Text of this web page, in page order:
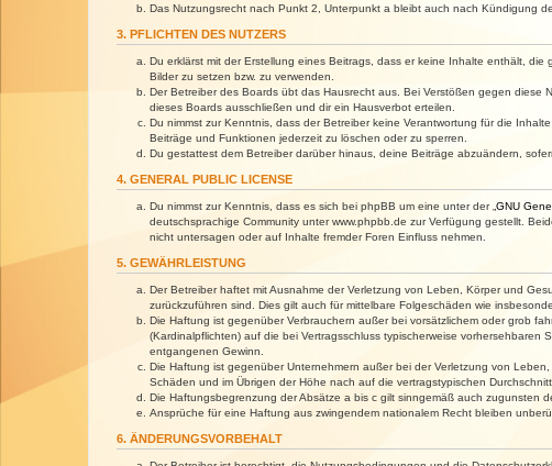
Das Nutzungsrecht nach Punkt 2, Unterpunkt a bleibt auch nach Kündigung
3. PFLICHTEN DES NUTZERS
Du erklärst mit der Erstellung eines Beitrags, dass er keine Inhalte enthält,
Bilder zu setzen bzw. zu verwenden.
Der Betreiber des Boards übt das Hausrecht aus. Bei Verstößen gegen
dieses Boards ausschließen und dir ein Hausverbot erteilen.
Du nimmst zur Kenntnis, dass der Betreiber keine Verantwortung für die
Beiträge und Funktionen jederzeit zu löschen oder zu sperren.
Du gestattest dem Betreiber darüber hinaus, deine Beiträge abzuändern,
4. GENERAL PUBLIC LICENSE
Du nimmst zur Kenntnis, dass es sich bei phpBB um eine unter der „ GNU
deutschsprachige Community unter www.phpbb.de zur Verfügung gestellt.
nicht untersagen oder auf Inhalte fremder Foren Einfluss nehmen.
5. GEWÄHRLEISTUNG
Der Betreiber haftet mit Ausnahme der Verletzung von Leben, Körper und
zurückzuführen sind. Dies gilt auch für mittelbare Folgeschäden wie
Die Haftung ist gegenüber Verbrauchern außer bei vorsätzlichem oder grob
(Kardinalpflichten) auf die bei Vertragsschluss typischerweise
entgangenen Gewinn.
Die Haftung ist gegenüber Unternehmern außer bei der Verletzung von
Schäden und im Übrigen der Höhe nach auf die vertragstypischen
Die Haftungsbegrenzung der Absätze a bis c gilt sinngemäß auch zugunsten
Ansprüche für eine Haftung aus zwingendem nationalem Recht bleiben
6. ÄNDERUNGSVORBEHALT